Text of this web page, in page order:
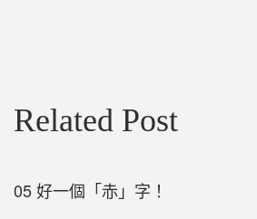
Related Post
05 好一個「赤」字！